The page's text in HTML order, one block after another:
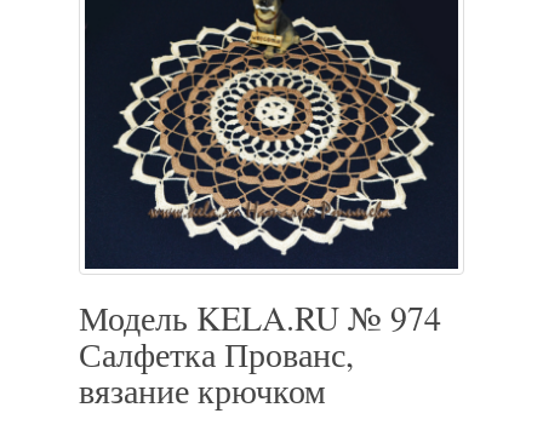
Модель KELA.RU № 974
Салфетка Прованс,
вязание крючком